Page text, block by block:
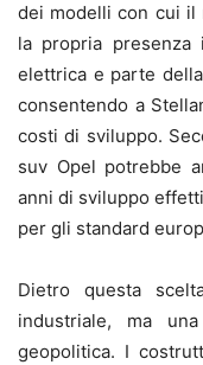
dei modelli con cui il
la propria presenza
elettrica e parte
consentendo a
costi di sviluppo.
suv Opel potrebbe
anni di sviluppo
per gli standard
Dietro questa
industriale, ma
geopolitica. I